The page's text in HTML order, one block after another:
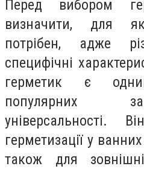
Перед вибором
визначити, для
потрібен, адже
специфічні
герметик є
популярних
універсальності.
герметизації у
також для